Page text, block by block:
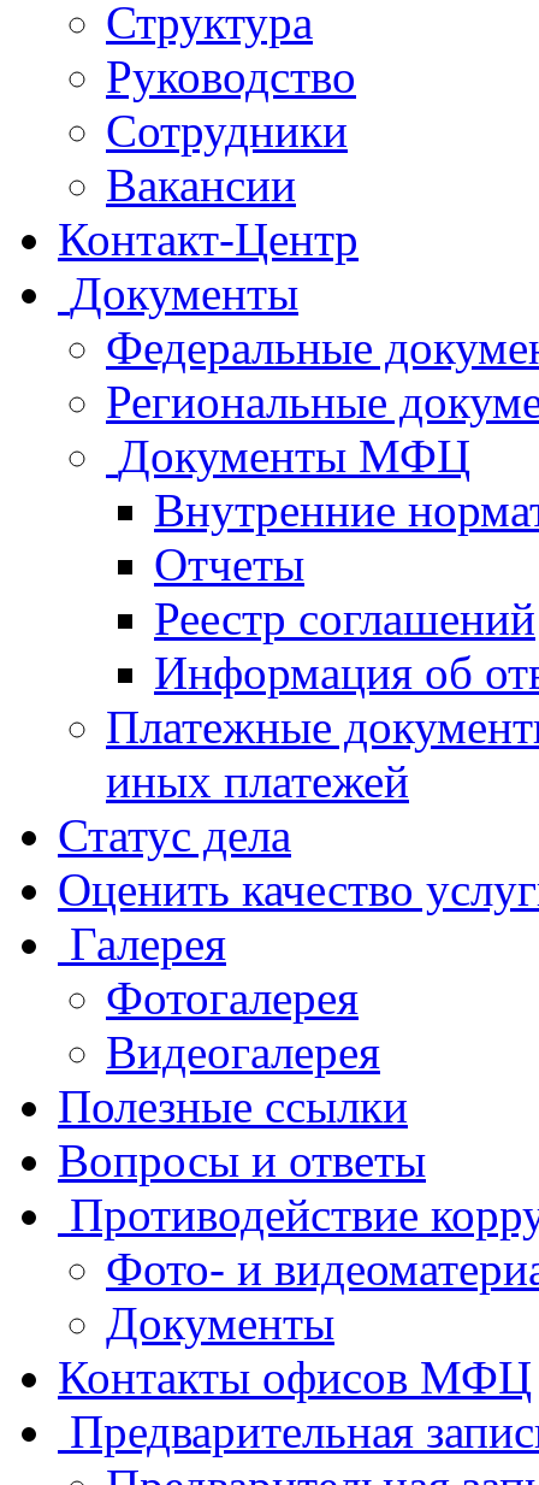
Структура
Руководство
Сотрудники
Вакансии
Контакт-Центр
Документы
Федеральные
Региональные
Документы МФЦ
Внутренние
Отчеты
Реестр соглашений
Информация об
Платежные
иных платежей
Статус дела
Оценить качество
Галерея
Фотогалерея
Видеогалерея
Полезные ссылки
Вопросы и ответы
Противодействие
Фото- и
Документы
Контакты офисов МФЦ
Предварительная